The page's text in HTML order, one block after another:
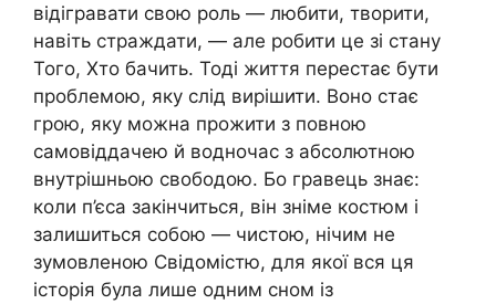
відігравати свою роль — любити, творити,
навіть страждати, — але робити це зі стану
Того, Хто бачить. Тоді життя перестає бути
проблемою, яку слід вирішити. Воно стає
грою, яку можна прожити з повною
самовіддачею й водночас з абсолютною
внутрішньою свободою. Бо гравець знає:
коли п’єса закінчиться, він зніме костюм і
залишиться собою — чистою, нічим не
зумовленою Свідомістю, для якої вся ця
історія була лише одним сном із